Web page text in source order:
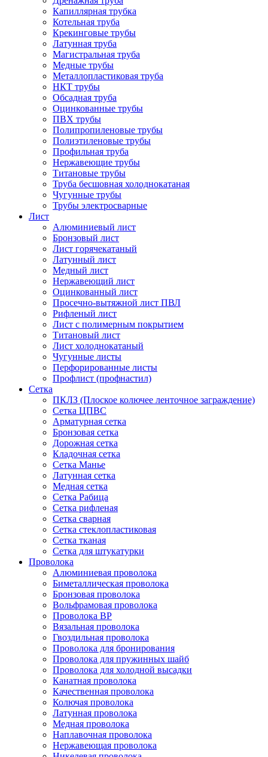
Капиллярная трубка
Котельная труба
Крекинговые трубы
Латунная труба
Магистральная труба
Медные трубы
Металлопластиковая труба
НКТ трубы
Обсадная труба
Оцинкованные трубы
ПВХ трубы
Полипропиленовые трубы
Полиэтиленовые трубы
Профильная труба
Нержавеющие трубы
Титановые трубы
Труба бесшовная холоднокатаная
Чугунные трубы
Трубы электросварные
Лист
Алюминиевый лист
Бронзовый лист
Лист горячекатаный
Латунный лист
Медный лист
Нержавеющий лист
Оцинкованный лист
Просечно-вытяжной лист ПВЛ
Рифленый лист
Лист с полимерным покрытием
Титановый лист
Лист холоднокатаный
Чугунные листы
Перфорированные листы
Профлист (профнастил)
Сетка
ПКЛЗ (Плоское колючее ленточное заграждение)
Сетка ЦПВС
Арматурная сетка
Бронзовая сетка
Дорожная сетка
Кладочная сетка
Сетка Манье
Латунная сетка
Медная сетка
Сетка Рабица
Сетка рифленая
Сетка сварная
Сетка стеклопластиковая
Сетка тканая
Сетка для штукатурки
Проволока
Алюминиевая проволока
Биметаллическая проволока
Бронзовая проволока
Вольфрамовая проволока
Проволока ВР
Вязальная проволока
Гвоздильная проволока
Проволока для бронирования
Проволока для пружинных шайб
Проволока для холодной высадки
Канатная проволока
Качественная проволока
Колючая проволока
Латунная проволока
Медная проволока
Наплавочная проволока
Нержавеющая проволока